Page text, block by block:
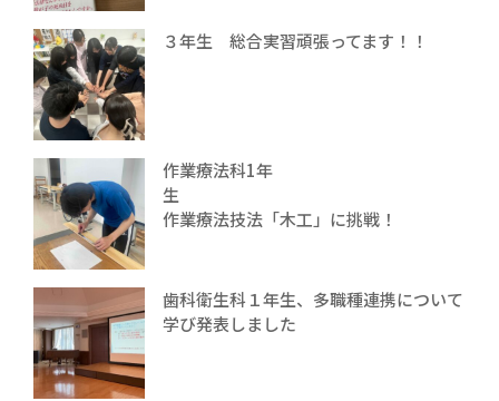
３年生 総合実習頑張ってます！！
作業療法科1年
生
作業療法技法「木工」に挑戦！
歯科衛生科１年生、多職種連携について
学び発表しました